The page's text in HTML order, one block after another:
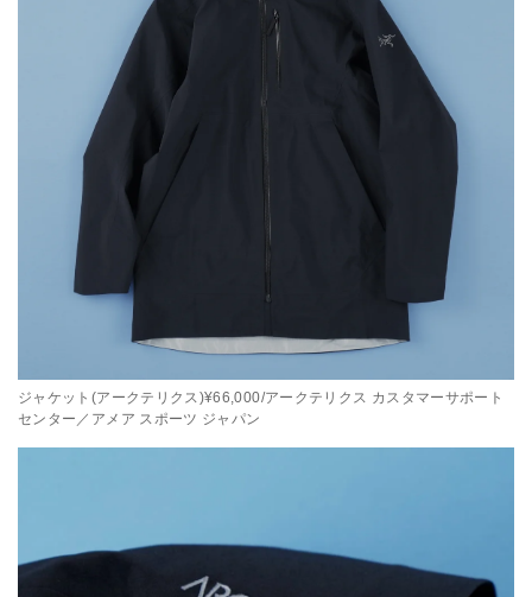
ジャケット(アークテリクス)¥66,000/アークテリクス カスタマーサポート
センター／アメア スポーツ ジャパン